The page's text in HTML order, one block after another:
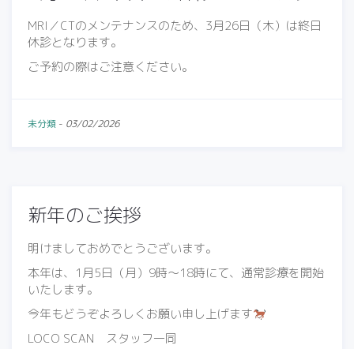
MRI／CTのメンテナンスのため、3月26日（木）は終日
休診となります。
ご予約の際はご注意ください。
未分類 - 03/02/2026
新年のご挨拶
明けましておめでとうございます。
本年は、1月5日（月）9時～18時にて、通常診療を開始
いたします。
今年もどうぞよろしくお願い申し上げます
LOCO SCAN スタッフ一同